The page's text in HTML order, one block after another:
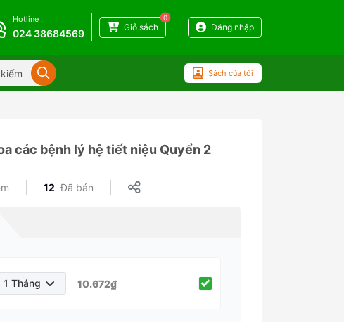
Hotline :
024 38684569
0
Giỏ sách Đăng nhập
Sách của tôi
các bệnh lý hệ tiết niệu Quyển 2
12 Đã bán
1 Tháng 10.672₫